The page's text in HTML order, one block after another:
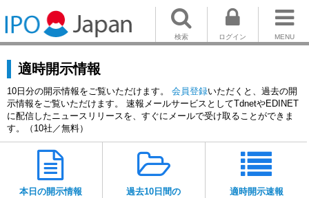
MENU
ログイン
検索
適時開示情報
10日分の開示情報をご覧いただけます。 会員登録いただくと、過去の開
示情報をご覧いただけます。 速報メールサービスとしてTdnetやEDINET
に配信したニュースリリースを、すぐにメールで受け取ることができま
す。（10社／無料）
本日の開示情報
過去10日間の
適時開示速報